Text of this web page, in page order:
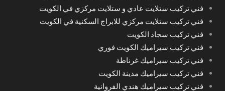
فني تركيب ستلايت عادي و ستلايت مركزي في الكويت
فني تركيب ستلايت مركزي للابراج السكنية في الكويت
فني تركيب سجاد الكويت
فني تركيب سيراميك الكويت فوري
فني تركيب سيراميك غرناطة
فني تركيب سيراميك مدينة الكويت
فني تركيب سيراميك هندي الفروانية